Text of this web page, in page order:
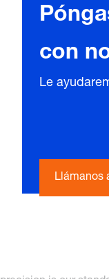
con
Le
Llámanos